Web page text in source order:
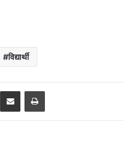
विद्यार्थी
Share via Email Print